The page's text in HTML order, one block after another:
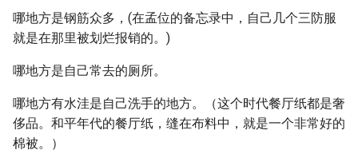
哪地方是钢筋众多，(在孟位的备忘录中，自己几个三防服
就是在那里被划烂报销的。)
哪地方是自己常去的厕所。
哪地方有水洼是自己洗手的地方。（这个时代餐厅纸都是奢
侈品。和平年代的餐厅纸，缝在布料中，就是一个非常好的
棉被。）